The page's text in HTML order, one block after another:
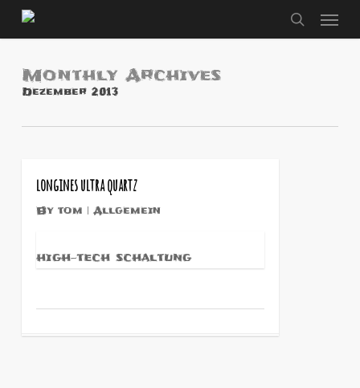
Skip
content
search
Monthly Archives
Dezember 2013
longines ultra quartz
By tom Allgemein
high-tech schaltung